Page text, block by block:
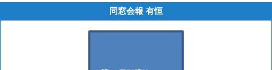
同窓会報 有恒